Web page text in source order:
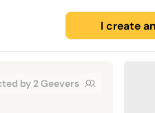
I create
by 2 Geevers